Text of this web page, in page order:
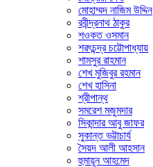
মোহাম্মদ নাজিম উদ্দিন
রবীন্দ্রনাথ ঠাকুর
শওকত ওসমান
শরৎচন্দ্র চট্টোপাধ্যায়
শামসুর রাহমান
শেখ মুজিবুর রহমান
শেখ হাসিনা
শ্রীপান্থ
সমরেশ মজুমদার
সিকান্দার আবু জাফর
সুকান্ত ভট্টাচার্য
সৈয়দ আলী আহসান
হুমায়ূন আহমেদ